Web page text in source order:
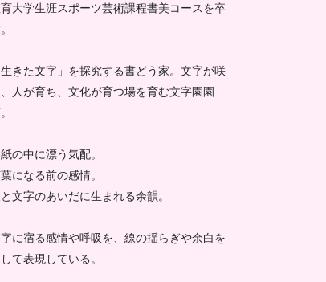
大学生涯スポーツ芸術課程書美コースを卒
生きた文字」を探究する書どう家。文字が咲
、人が育ち、文化が育つ場を育む文字園園
の中に漂う気配。
になる前の感情。
と文字のあいだに生まれる余韻。
に宿る感情や呼吸を、線の揺らぎや余白を
て表現している。